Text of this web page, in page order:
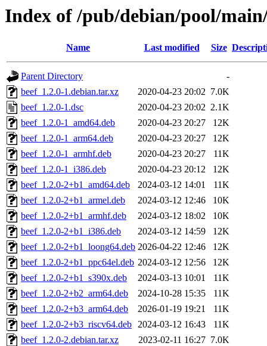
Index of /pub/debian/pool/
Name Last modified Size
Parent Directory
-
beef_1.2.0-1.debian.tar.xz
2020-04-23 20:02 7.0K
beef_1.2.0-1.dsc
2020-04-23 20:02 2.1K
beef_1.2.0-1_amd64.deb
2020-04-23 20:27
12K
beef_1.2.0-1_arm64.deb
2020-04-23 20:27
12K
beef_1.2.0-1_armhf.deb
2020-04-23 20:27
11K
beef_1.2.0-1_i386.deb
2020-04-23 20:12
12K
beef_1.2.0-2+b1_amd64.deb
2024-03-12 14:01
11K
beef_1.2.0-2+b1_armel.deb
2024-03-12 12:46
10K
beef_1.2.0-2+b1_armhf.deb
2024-03-12 18:02
10K
beef_1.2.0-2+b1_i386.deb
2024-03-12 14:59
12K
beef_1.2.0-2+b1_loong64.deb 2026-04-22 12:46
12K
beef_1.2.0-2+b1_ppc64el.deb 2024-03-12 12:56
12K
beef_1.2.0-2+b1_s390x.deb
2024-03-13 10:01
11K
beef_1.2.0-2+b2_arm64.deb
2024-10-28 15:35
11K
beef_1.2.0-2+b3_arm64.deb
2026-01-19 19:21
11K
beef_1.2.0-2+b3_riscv64.deb 2024-03-12 16:43
11K
beef_1.2.0-2.debian.tar.xz
2023-02-11 16:27 7.0K